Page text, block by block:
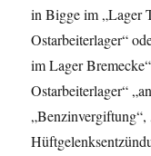
in Bigge im „Lager
Ostarbeiterlager“
im Lager
Ostarbeiterlager“
„Benzinvergiftung“,